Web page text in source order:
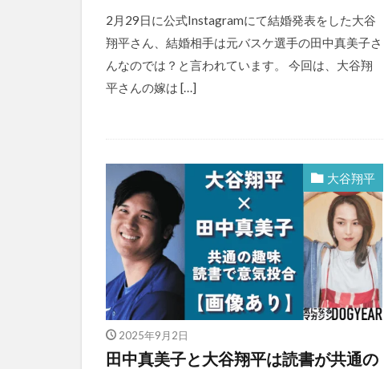
2月29日に公式Instagramにて結婚発表をした大谷
翔平さん、結婚相手は元バスケ選手の田中真美子さ
んなのでは？と言われています。 今回は、大谷翔
平さんの嫁は […]
大谷翔平
2025年9月2日
田中真美子と大谷翔平は読書が共通の